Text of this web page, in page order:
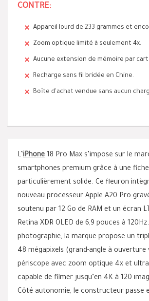
CONTRE:
Appareil lourd de 233 grammes et
Zoom optique limité à seulement 4x.
Aucune extension de mémoire par
Recharge sans fil bridée en Chine.
Boîte d'achat vendue sans aucun
L’iPhone 18 Pro Max s’impose sur le
smartphones premium grâce à une
particulièrement solide. Ce fleuron
nouveau processeur Apple A20 Pro
soutenu par 12 Go de RAM et un écran
Retina XDR OLED de 6,9 pouces à
photographie, la marque propose un
48 mégapixels (grand-angle à ouverture
périscope avec zoom optique 4x et ultra
capable de filmer jusqu’en 4K à 120
Côté autonomie, le constructeur passe